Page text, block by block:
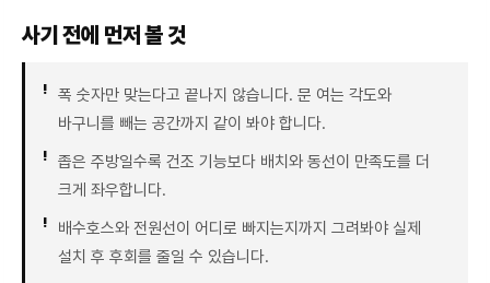
사기 전에 먼저 볼 것
폭 숫자만 맞는다고 끝나지 않습니다. 문 여는 각도와
바구니를 빼는 공간까지 같이 봐야 합니다.
좁은 주방일수록 건조 기능보다 배치와 동선이 만족도를 더
크게 좌우합니다.
배수호스와 전원선이 어디로 빠지는지까지 그려봐야 실제
설치 후 후회를 줄일 수 있습니다.